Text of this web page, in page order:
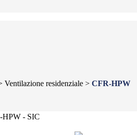
Ventilazione residenziale> CFR-HPW